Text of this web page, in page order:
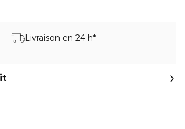
Livraison en 24 h*